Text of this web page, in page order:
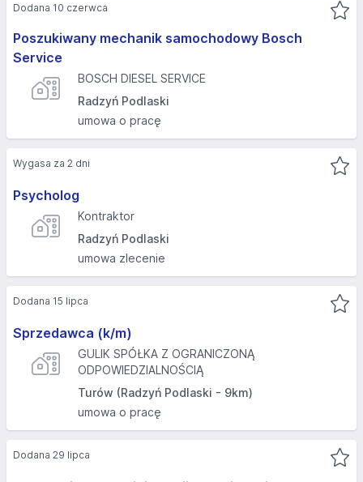
Poszukiwany mechanik samochodowy Bosch
Service
BOSCH DIESEL SERVICE
Radzyń Podlaski
umowa o pracę
Dodana 10 czerwca
Psycholog
Kontraktor
Radzyń Podlaski
umowa zlecenie
Wygasa za 2 dni
Sprzedawca (k/m)
GULIK SPÓŁKA Z OGRANICZONĄ
ODPOWIEDZIALNOŚCIĄ
Turów (Radzyń Podlaski - 9km)
umowa o pracę
Dodana 15 lipca
Dodana 29 lipca